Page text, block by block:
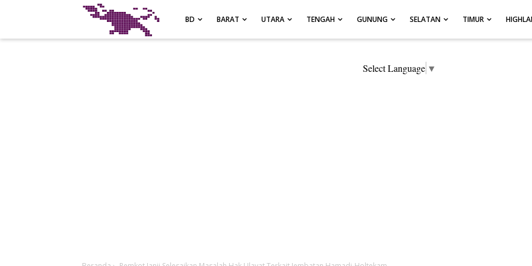
BD BARAT UTARA TENGAH GUNUNG SELATAN TIMUR
Select Language ▼